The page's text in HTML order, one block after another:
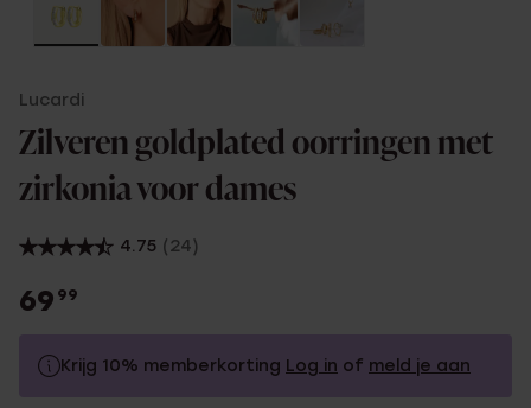
Lucardi
Zilveren goldplated oorringen met
zirkonia voor dames
4.75 (24)
69 99
Krijg 10% memberkorting Log in of meld je aan